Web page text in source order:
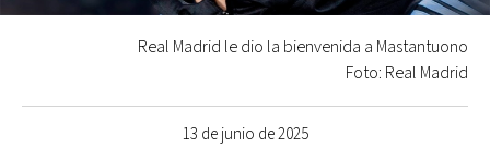
13 de junio de 2025
Real Madrid le dio la bienvenida a Mastantuono
Foto: Real Madrid